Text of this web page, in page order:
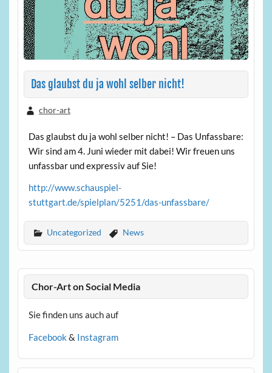
Das glaubst du ja wohl selber nicht!
chor-art
Das glaubst du ja wohl selber nicht! – Das Unfassbare:
Wir sind am 4. Juni wieder mit dabei! Wir freuen uns
unfassbar und expressiv auf Sie!
http://www.schauspiel-
stuttgart.de/spielplan/5251/das-unfassbare/
Uncategorized News
Chor-Art on Social Media
Sie finden uns auch auf
Facebook & Instagram